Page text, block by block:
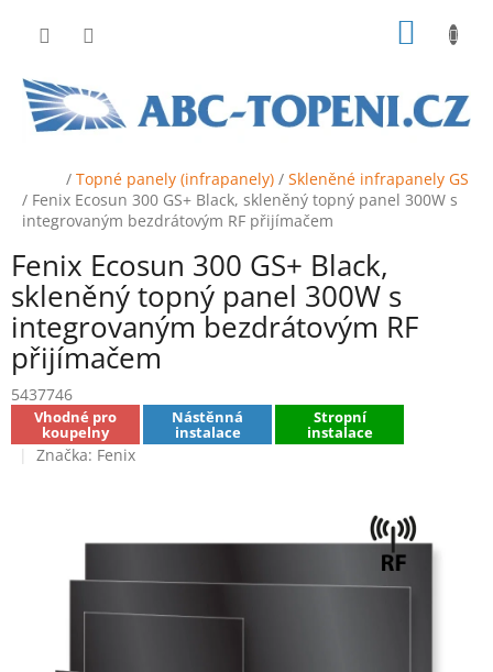
Domů
/ Topné panely (infrapanely) / Skleněné infrapanely GS
/ Fenix Ecosun 300 GS+ Black, skleněný topný panel 300W s
integrovaným bezdrátovým RF přijímačem
Fenix Ecosun 300 GS+ Black,
skleněný topný panel 300W s
integrovaným bezdrátovým RF
přijímačem
5437746
Vhodné pro
koupelny
Nástěnná
instalace
Stropní
instalace
Značka: Fenix